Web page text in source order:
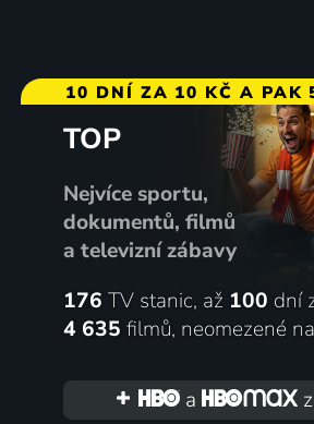
2021 | Itálie, Francie,
10 DNÍ ZA 10 KČ A PAK
TOP
Nejvíce sportu,
dokumentů, filmů
a televizní zábavy
176 TV stanic, až 100 dní
4 635 filmů, neomezené
a